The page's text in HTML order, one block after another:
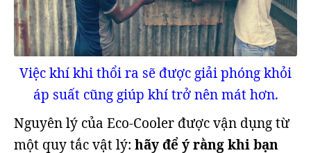
Việc khí khi thổi ra sẽ được giải phóng khỏi
áp suất cũng giúp khí trở nên mát hơn.
Nguyên lý của Eco-Cooler được vận dụng từ
một quy tắc vật lý: hãy để ý rằng khi bạn